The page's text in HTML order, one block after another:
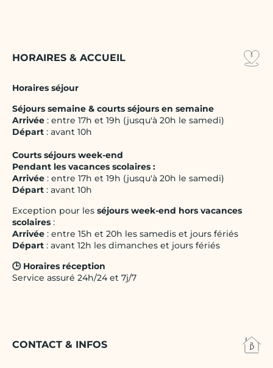
HORAIRES & ACCUEIL
Horaires séjour
Séjours semaine & courts séjours en semaine
Arrivée : entre 17h et 19h (jusqu'à 20h le samedi)
Départ : avant 10h
Courts séjours week-end
Pendant les vacances scolaires :
Arrivée : entre 17h et 19h (jusqu'à 20h le samedi)
Départ : avant 10h
Exception pour les séjours week-end hors vacances
scolaires :
Arrivée : entre 15h et 20h les samedis et jours fériés
Départ : avant 12h les dimanches et jours fériés
🕒 Horaires réception
Service assuré 24h/24 et 7j/7
CONTACT & INFOS